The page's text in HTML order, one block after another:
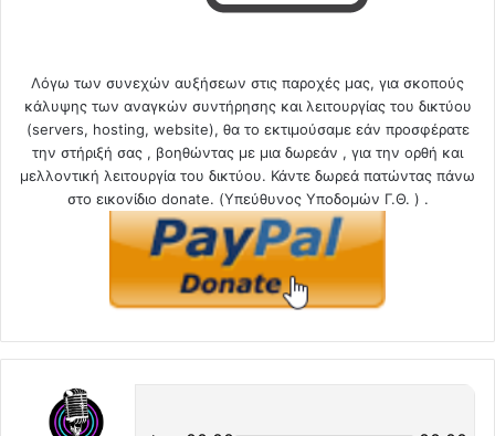
Λόγω των συνεχών αυξήσεων στις παροχές μας, για σκοπούς
κάλυψης των αναγκών συντήρησης και λειτουργίας του δικτύου
(servers, hosting, website), θα το εκτιμούσαμε εάν προσφέρατε
την στήριξή σας , βοηθώντας με μια δωρεάν , για την ορθή και
μελλοντική λειτουργία του δικτύου. Κάντε δωρεά πατώντας πάνω
στο εικονίδιο donate. (Υπεύθυνος Υποδομών Γ.Θ. ) .